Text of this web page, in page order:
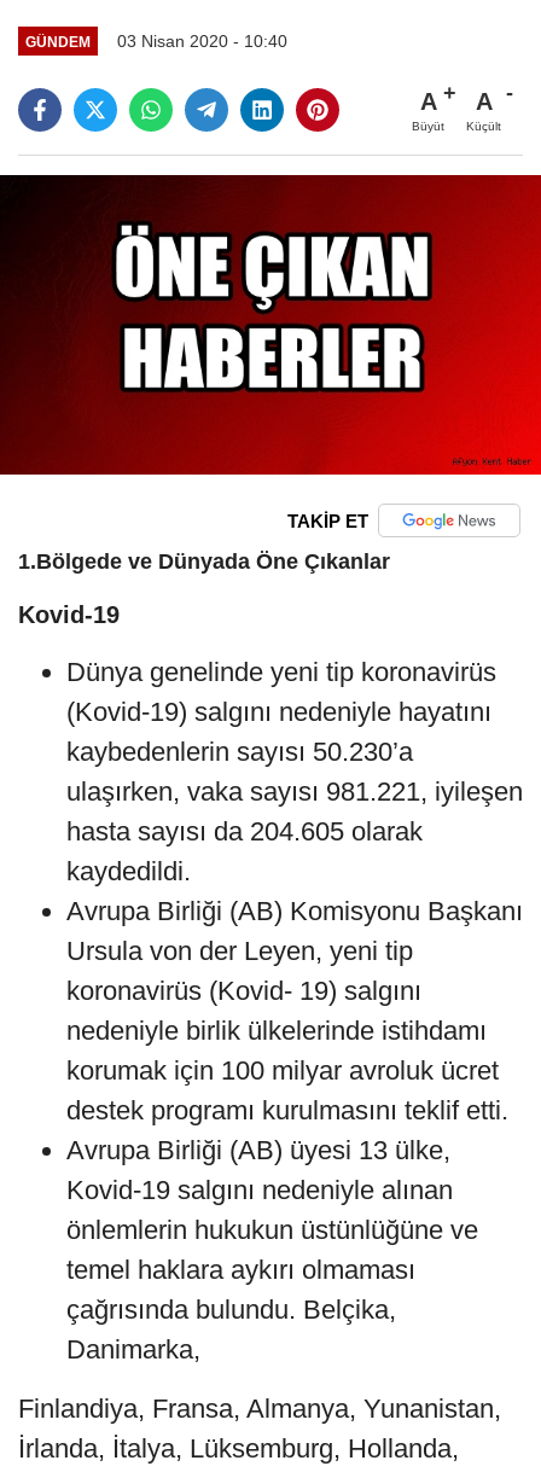
GÜNDEM 03 Nisan 2020 - 10:40
A
Büyüt
A
Küçült
TAKİP ET
1.Bölgede ve Dünyada Öne Çıkanlar
Kovid-19
Dünya genelinde yeni tip koronavirüs
(Kovid-19) salgını nedeniyle hayatını
kaybedenlerin sayısı 50.230’a
ulaşırken, vaka sayısı 981.221, iyileşen
hasta sayısı da 204.605 olarak
kaydedildi.
Avrupa Birliği (AB) Komisyonu Başkanı
Ursula von der Leyen, yeni tip
koronavirüs (Kovid- 19) salgını
nedeniyle birlik ülkelerinde istihdamı
korumak için 100 milyar avroluk ücret
destek programı kurulmasını teklif etti.
Avrupa Birliği (AB) üyesi 13 ülke,
Kovid-19 salgını nedeniyle alınan
önlemlerin hukukun üstünlüğüne ve
temel haklara aykırı olmaması
çağrısında bulundu. Belçika,
Danimarka,
Finlandiya, Fransa, Almanya, Yunanistan,
İrlanda, İtalya, Lüksemburg, Hollanda,